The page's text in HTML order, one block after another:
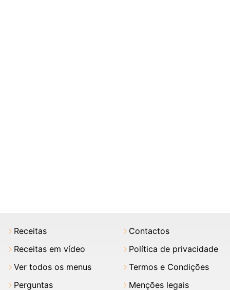
Receitas
Receitas em vídeo
Ver todos os menus
Perguntas
Contactos
Política de privacidade
Termos e Condições
Menções legais